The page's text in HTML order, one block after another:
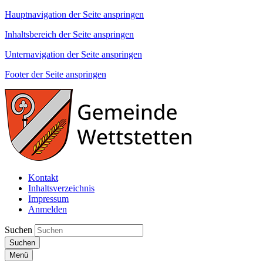
Hauptnavigation der Seite anspringen
Inhaltsbereich der Seite anspringen
Unternavigation der Seite anspringen
Footer der Seite anspringen
Kontakt
Inhaltsverzeichnis
Impressum
Anmelden
Suchen
Suchen
Menü